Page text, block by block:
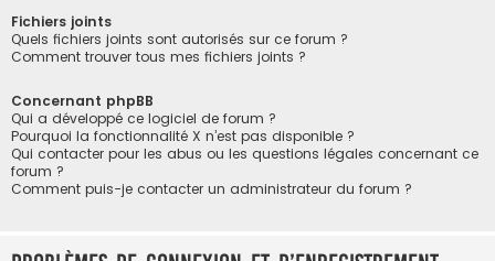
Fichiers joints
Quels fichiers joints sont autorisés sur ce forum ?
Comment trouver tous mes fichiers joints ?
Concernant phpBB
Qui a développé ce logiciel de forum ?
Pourquoi la fonctionnalité X n’est pas disponible ?
Qui contacter pour les abus ou les questions légales concernant ce
forum ?
Comment puis-je contacter un administrateur du forum ?